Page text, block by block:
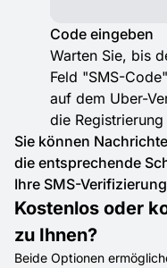
Code eingeben
Warten Sie, bis
Feld "SMS-
auf dem Uber-
die
Sie können
die entsprechende
Ihre SMS-
Kostenlos oder
zu Ihnen?
Beide Optionen